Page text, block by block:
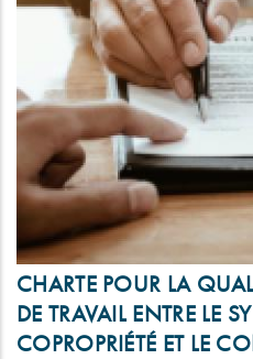
CHARTE POUR LA
DE TRAVAIL ENTRE LE
COPROPRIÉTÉ ET LE